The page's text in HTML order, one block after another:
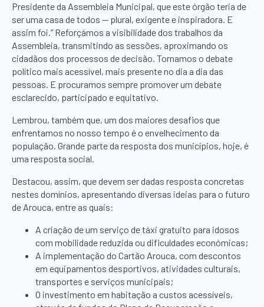
Presidente da Assembleia Municipal, que este órgão teria de
ser uma casa de todos — plural, exigente e inspiradora. E
assim foi.” Reforçámos a visibilidade dos trabalhos da
Assembleia, transmitindo as sessões, aproximando os
cidadãos dos processos de decisão. Tornamos o debate
político mais acessível, mais presente no dia a dia das
pessoas. E procuramos sempre promover um debate
esclarecido, participado e equitativo.
Lembrou, também que, um dos maiores desafios que
enfrentamos no nosso tempo é o envelhecimento da
população. Grande parte da resposta dos municípios, hoje, é
uma resposta social.
Destacou, assim, que devem ser dadas resposta concretas
nestes domínios, apresentando diversas ideias para o futuro
de Arouca, entre as quais:
A criação de um serviço de táxi gratuito para idosos
com mobilidade reduzida ou dificuldades económicas;
A implementação do Cartão Arouca, com descontos
em equipamentos desportivos, atividades culturais,
transportes e serviços municipais;
O investimento em habitação a custos acessíveis,